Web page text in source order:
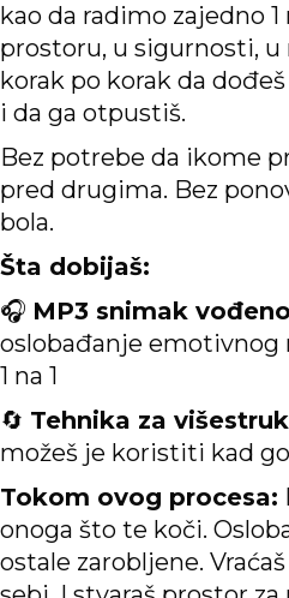
kao da radimo zajedno 1
prostoru, u sigurnosti,
korak po korak da
i da ga otpustiš.
Bez potrebe da ikome
pred drugima. Bez
bola.
Šta dobijaš:
🎧 MP3 snimak
oslobađanje emotivnog
1 na 1
🔄 Tehnika za
možeš je koristiti kad
Tokom ovog procesa:
onoga što te koči.
ostale zarobljene.